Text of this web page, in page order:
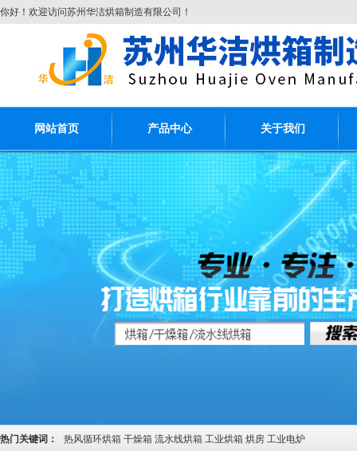
你好！欢迎访问苏州华洁烘箱制造有限公司！
网站首页 产品中心 关于我们
热门关键词： 热风循环烘箱 干燥箱 流水线烘箱 工业烘箱 烘房 工业电炉